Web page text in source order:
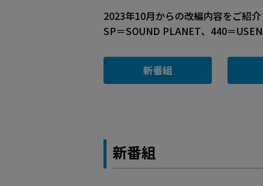
2023年10月からの改編内容をご紹介
SP＝SOUND PLANET、440＝
新番組
新番組